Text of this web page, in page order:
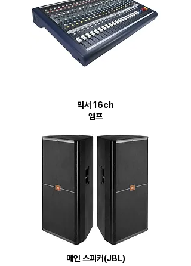
​믹서 16ch
​엠프
​메인 스피커(JBL)